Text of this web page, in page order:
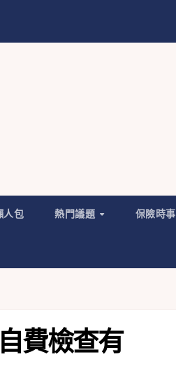
人包 熱門議題 保險時事
費檢查有